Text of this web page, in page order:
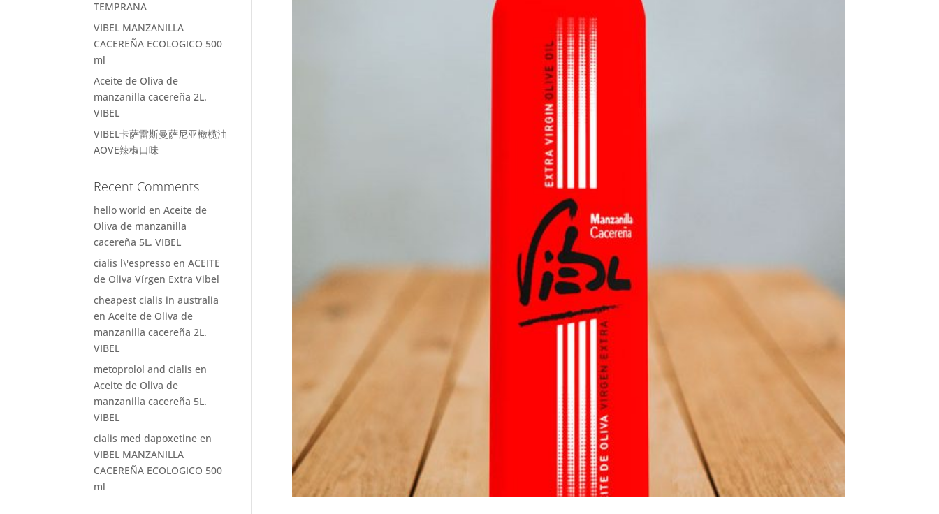
TEMPRANA
VIBEL MANZANILLA
CACEREÑA ECOLOGICO 500
ml
Aceite de Oliva de
manzanilla cacereña 2L.
VIBEL
VIBEL卡萨雷斯曼萨尼亚橄榄油
AOVE辣椒口味
Recent Comments
hello world enAceite de
Oliva de manzanilla
cacereña 5L. VIBEL
cialis l\'espresso enACEITE
de Oliva Vírgen Extra Vibel
cheapest cialis in australia
enAceite de Oliva de
manzanilla cacereña 2L.
VIBEL
metoprolol and cialis en
Aceite de Oliva de
manzanilla cacereña 5L.
VIBEL
cialis med dapoxetine en
VIBEL MANZANILLA
CACEREÑA ECOLOGICO 500
ml